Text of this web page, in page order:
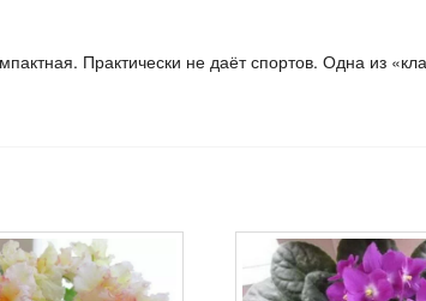
Практически не даёт спортов. Одна из